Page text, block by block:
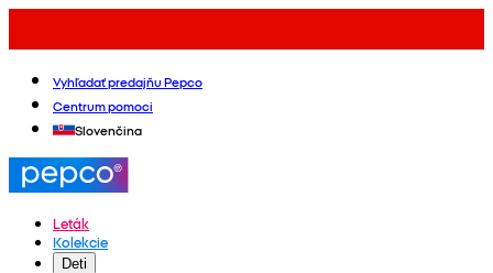
Vyhľadať predajňu Pepco
Centrum pomoci
Slovenčina
Leták
Kolekcie
Deti